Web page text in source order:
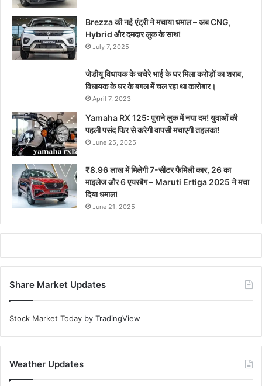
Brezza की नई एंट्री ने मचाया धमाल – अब CNG,
Hybrid और दमदार लुक के साथ!
July 7, 2025
जेडीयू विधायक के चचेरे भाई के घर मिला करोड़ों का शराब,
विधायक के घर के बगल में चल रहा था कारोबार।
April 7, 2023
Yamaha RX 125: पुराने लुक में नया दम! युवाओं की
पहली पसंद फिर से करेगी वापसी मचाएगी तहलका!
June 25, 2025
₹8.96 लाख में मिलेगी 7-सीटर फैमिली कार, 26 का
माइलेज और 6 एयरबैग – Maruti Ertiga 2025 ने मचा
दिया धमाल!
June 21, 2025
Share Market Updates
Stock Market Today by TradingView
Weather Updates